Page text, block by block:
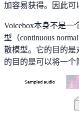
加容易获得。因此可
Voicebox本身不是一
型（continuous
散模型。它的目的是
的目的是可以将一个